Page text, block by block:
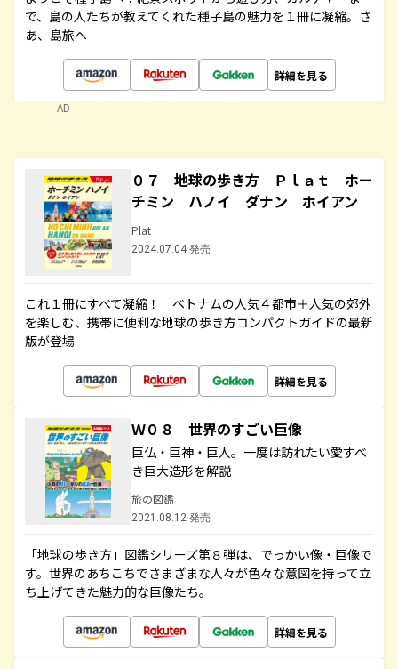
で、島の人たちが教えてくれた種子島の魅力を１冊に凝縮。さ
あ、島旅へ
詳細を見る
AD
０７ 地球の歩き方 Ｐｌａｔ ホー
チミン ハノイ ダナン ホイアン
Plat
2024.07.04 発売
これ１冊にすべて凝縮！ ベトナムの人気４都市＋人気の郊外
を楽しむ、携帯に便利な地球の歩き方コンパクトガイドの最新
版が登場
詳細を見る
Ｗ０８ 世界のすごい巨像
巨仏・巨神・巨人。一度は訪れたい愛すべ
き巨大造形を解説
旅の図鑑
2021.08.12 発売
「地球の歩き方」図鑑シリーズ第８弾は、でっかい像・巨像で
す。世界のあちこちでさまざまな人々が色々な意図を持って立
ち上げてきた魅力的な巨像たち。
詳細を見る